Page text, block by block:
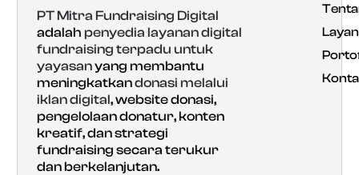
PT Mitra Fundraising Digital
adalahpenyedia layanan digital
fundraising terpadu untuk
yayasanyang membantu
meningkatkandonasi melalui
iklan digital, website donasi,
pengelolaan donatur, konten
kreatif, dan strategi
fundraising secara terukur
dan berkelanjutan.